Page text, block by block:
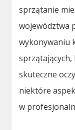
sprzątanie
województwa
wykonywaniu
sprzątających,
skuteczne
niektóre
w